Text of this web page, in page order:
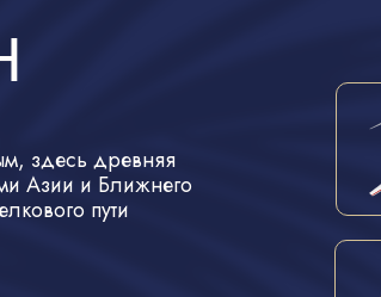
здесь древняя
Азии и Ближнего
пути